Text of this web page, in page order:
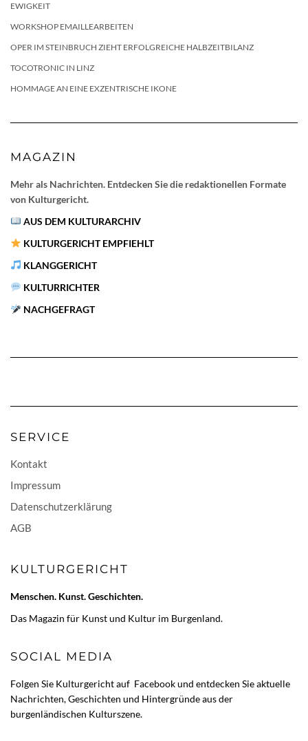
EWIGKEIT
WORKSHOP EMAILLEARBEITEN
OPER IM STEINBRUCH ZIEHT ERFOLGREICHE HALBZEITBILANZ
TOCOTRONIC IN LINZ
HOMMAGE AN EINE EXZENTRISCHE IKONE
MAGAZIN
Mehr als Nachrichten. Entdecken Sie die redaktionellen Formate
von Kulturgericht.
AUS DEM KULTURARCHIV
KULTURGERICHT EMPFIEHLT
KLANGGERICHT
KULTURRICHTER
NACHGEFRAGT
SERVICE
Kontakt
Impressum
Datenschutzerklärung
AGB
KULTURGERICHT
Menschen. Kunst. Geschichten.
Das Magazin für Kunst und Kultur im Burgenland.
SOCIAL MEDIA
Folgen Sie Kulturgericht auf Facebookund entdecken Sie aktuelle
Nachrichten, Geschichten und Hintergründe aus der
burgenländischen Kulturszene.